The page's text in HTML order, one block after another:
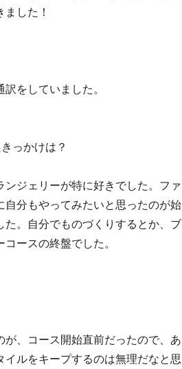
した！
をしていました。
っかけは？
ジェリーが特に好きでした。ファ
分もやってみたいと思ったのが始
。自分でものづくりするとか、ブ
ースの終盤でした。
、コース開始直前だったので、あ
ルをキープするのは無理だなと思